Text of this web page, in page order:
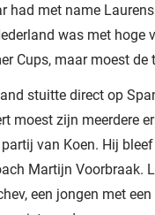
had met name
was met hoge
Cups, maar moest
stuitte direct op
moest zijn meerdere
van Koen. Hij
Martijn Voorbraak.
een jongen met